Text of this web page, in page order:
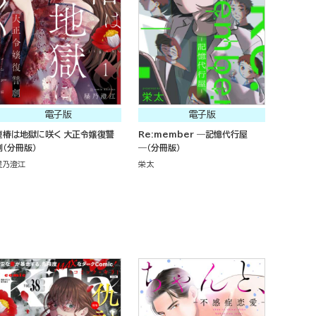
電子版
椿は地獄に咲く 大正令嬢復讐
（分冊版）
乃澄江
電子版
Re:member ―記憶代行屋
―（分冊版）
栄太